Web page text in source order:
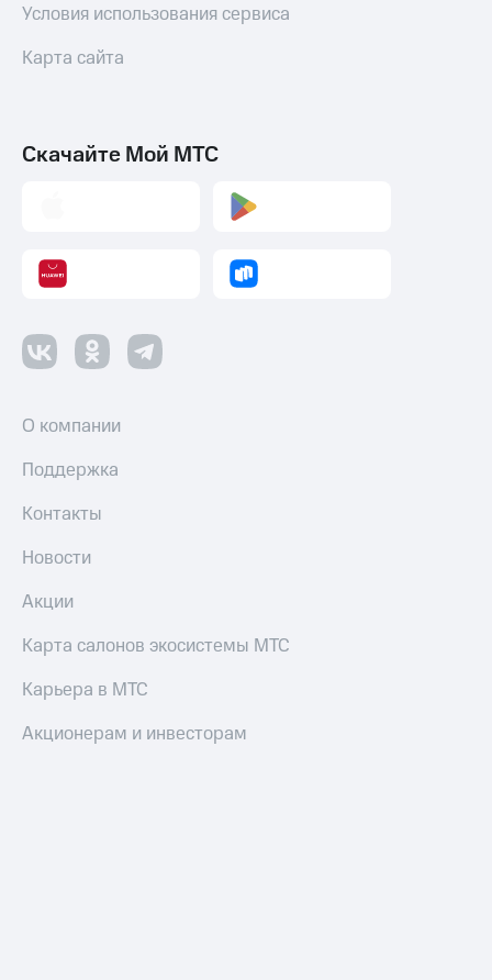
Условия использования сервиса
Карта сайта
Скачайте Мой МТС
О компании
Поддержка
Контакты
Новости
Акции
Карта салонов экосистемы МТС
Карьера в МТС
Акционерам и инвесторам